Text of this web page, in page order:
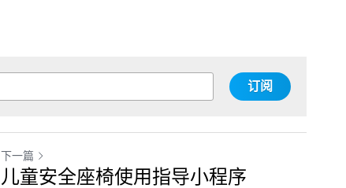
订阅
下一篇
儿童安全座椅使用指导小程序